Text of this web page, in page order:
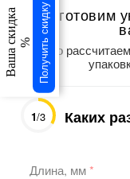
Изготовим
Точно
1/3 Каких
Длина, мм*
Ваша скидка % Получить скидку